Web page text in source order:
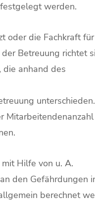
werden.
oder die Fachkraft für
Betreuung richtet
anhand des
unterschieden.
Hilfe von u. A.
den Gefährdungen
berechnet